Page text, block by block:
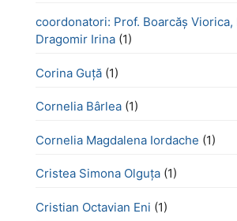
coordonatori: Prof. Boarcăș Viorica,
Dragomir Irina (1)
Corina Guță (1)
Cornelia Bârlea (1)
Cornelia Magdalena Iordache (1)
Cristea Simona Olguța (1)
Cristian Octavian Eni (1)